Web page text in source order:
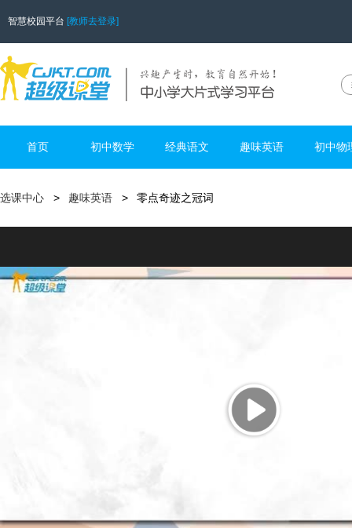
智慧校园平台 [教师去登录]
首页 初中数学 经典语文 趣味英语 初中物
选课中心 趣味英语 零点奇迹之冠词